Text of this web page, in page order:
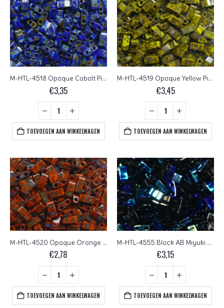
M-HTL-4518 Opaque Cobalt Picasso Miyuki Half Tila Beads 5×2,3 mm
€3,35
TOEVOEGEN AAN WINKELWAGEN
M-HTL-4519 Opaque Yellow Picasso Miyuki Half Tila Beads 5×2,3 mm
€3,45
TOEVOEGEN AAN WINKELWAGEN
M-HTL-4520 Opaque Orange Picasso Miyuki Half Tila Beads 5×2,3 mm
€2,78
TOEVOEGEN AAN WINKELWAGEN
M-HTL-4555 Black AB Miyuki Half Tila Beads 5×2,3 mm
€3,15
TOEVOEGEN AAN WINKELWAGEN